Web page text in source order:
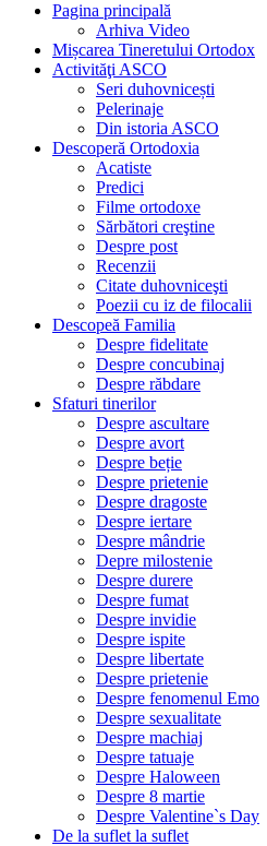
Pagina principală
Arhiva Video
Mișcarea Tineretului Ortodox
Activităţi ASCO
Seri duhovnicești
Pelerinaje
Din istoria ASCO
Descoperă Ortodoxia
Acatiste
Predici
Filme ortodoxe
Sărbători creştine
Despre post
Recenzii
Citate duhovniceşti
Poezii cu iz de filocalii
Descopeă Familia
Despre fidelitate
Despre concubinaj
Despre răbdare
Sfaturi tinerilor
Despre ascultare
Despre avort
Despre beție
Despre prietenie
Despre dragoste
Despre iertare
Despre mândrie
Depre milostenie
Despre durere
Despre fumat
Despre invidie
Despre ispite
Despre libertate
Despre prietenie
Despre fenomenul Emo
Despre sexualitate
Despre machiaj
Despre tatuaje
Despre Haloween
Despre 8 martie
Despre Valentine`s Day
De la suflet la suflet